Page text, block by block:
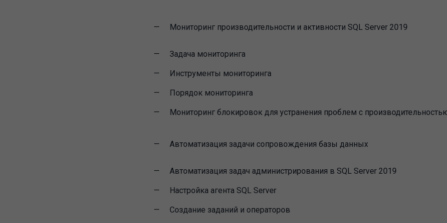
Мониторинг производительности и активности SQL Server 2019
Задача мониторинга
Инструменты мониторинга
Порядок мониторинга
Мониторинг блокировок для устранения проблем с
Автоматизация задачи сопровождения базы данных
Автоматизация задач администрирования в SQL Server 2019
Настройка агента SQL Server
Создание заданий и операторов